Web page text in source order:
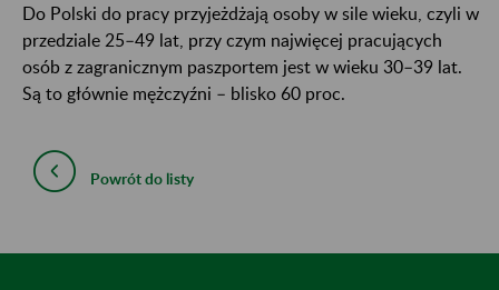
Do Polski do pracy przyjeżdżają osoby w sile wieku, czyli w
przedziale 25–49 lat, przy czym najwięcej pracujących
osób z zagranicznym paszportem jest w wieku 30–39 lat.
Są to głównie mężczyźni – blisko 60 proc.
Powrót do listy